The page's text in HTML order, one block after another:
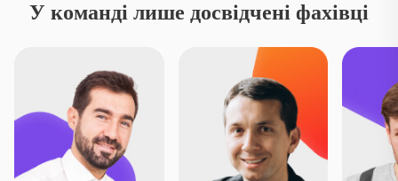
У команді лише досвідчені фахівці